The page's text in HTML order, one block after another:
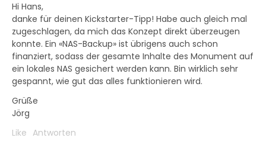
Hi Hans,
danke für deinen Kickstarter-Tipp! Habe auch gleich mal
zugeschlagen, da mich das Konzept direkt überzeugen
konnte. Ein «NAS-Backup» ist übrigens auch schon
finanziert, sodass der gesamte Inhalte des Monument auf
ein lokales NAS gesichert werden kann. Bin wirklich sehr
gespannt, wie gut das alles funktionieren wird.
Grüße
Jörg
Like Antworten